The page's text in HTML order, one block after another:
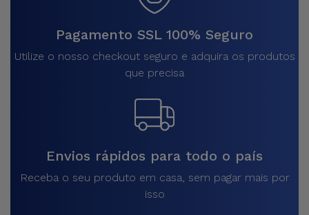
Pagamento SSL 100% Seguro
Utilize o nosso checkout seguro e adquira os produtos
que precisa
Envios rápidos para todo o país
Receba o seu produto em casa, sem pagar mais por
isso